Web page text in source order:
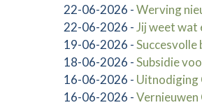
22-06-2026 -Werving
22-06-2026 -Jij weet wat
19-06-2026 -
18-06-2026 -Subsidie
16-06-2026 - Uitnodiging
16-06-2026 -